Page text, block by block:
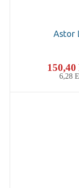
Astor
150,40
6,28